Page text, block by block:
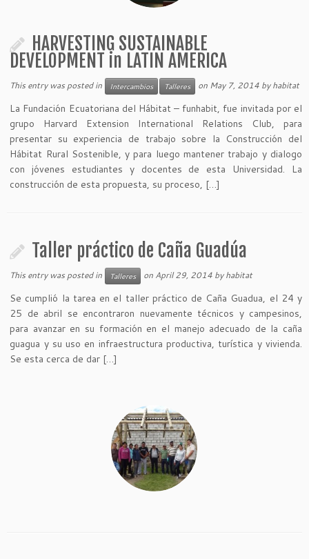
HARVESTING SUSTAINABLE
DEVELOPMENT in LATIN AMERICA
This entry was posted in Intercambios Talleres on May 7, 2014 byhabitat
La Fundación Ecuatoriana del Hábitat – funhabit, fue invitada por el
grupo Harvard Extension International Relations Club, para
presentar su experiencia de trabajo sobre la Construcción del
Hábitat Rural Sostenible, y para luego mantener trabajo y dialogo
con jóvenes estudiantes y docentes de esta Universidad. La
construcción de esta propuesta, su proceso, […]
Taller práctico de Caña Guadúa
This entry was posted in Talleres on April 29, 2014 byhabitat
Se cumplió la tarea en el taller práctico de Caña Guadua, el 24 y
25 de abril se encontraron nuevamente técnicos y campesinos,
para avanzar en su formación en el manejo adecuado de la caña
guagua y su uso en infraestructura productiva, turística y vivienda.
Se esta cerca de dar […]